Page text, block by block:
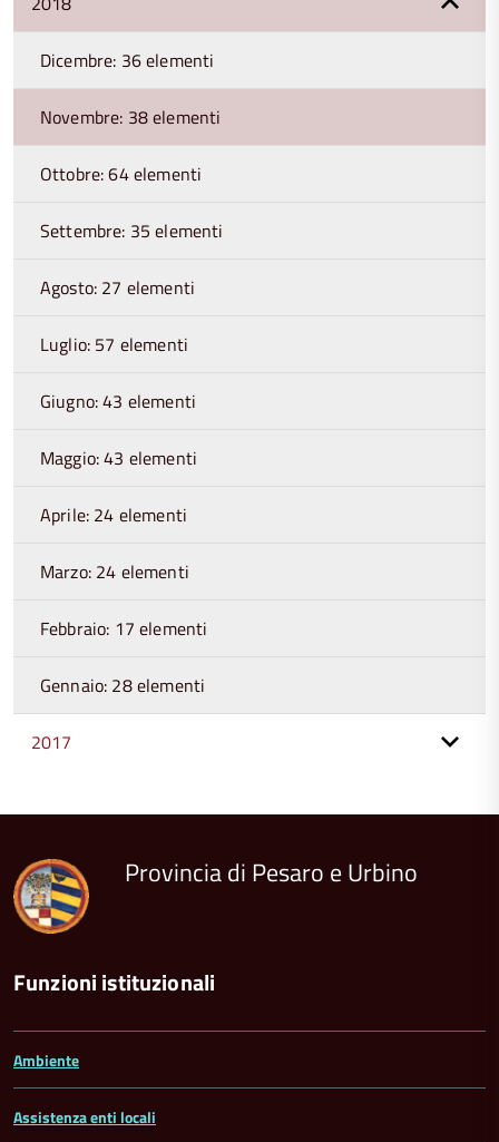
Dicembre: 36 elementi
Novembre: 38 elementi
Ottobre: 64 elementi
Settembre: 35 elementi
Agosto: 27 elementi
Luglio: 57 elementi
Giugno: 43 elementi
Maggio: 43 elementi
Aprile: 24 elementi
Marzo: 24 elementi
Febbraio: 17 elementi
Gennaio: 28 elementi
2017
del
Provincia di Pesaro e Urbino
Funzioni istituzionali
Ambiente
Assistenza enti locali